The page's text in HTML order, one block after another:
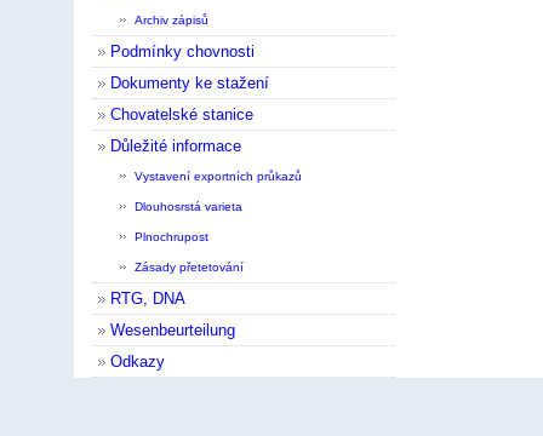
Archiv zápisů
Podmínky chovnosti
Dokumenty ke stažení
Chovatelské stanice
Důležité informace
Vystavení exportních průkazů
Dlouhosrstá varieta
Plnochrupost
Zásady přetetování
RTG, DNA
Wesenbeurteilung
Odkazy